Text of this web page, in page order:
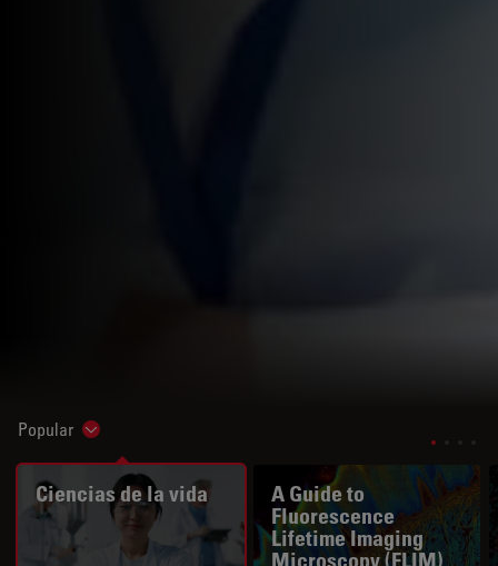
Popular Show subnavigation
Ciencias de la vida
A Guide to
Fluorescence
Lifetime Imaging
Microscopy (FLIM)